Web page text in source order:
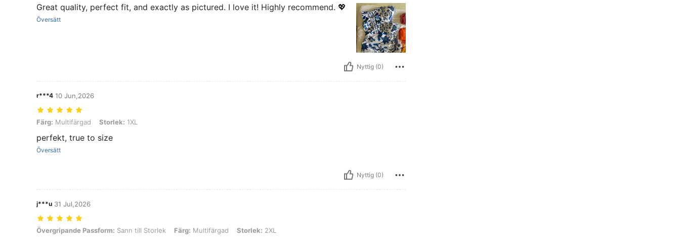
Great quality, perfect fit, and exactly as pictured. I love it! Highly recommend. 💖
Översätt
Nyttig (0)
r***4 10 Jun,2026
Färg: Multifärgad, Storlek: 1XL
Färg: Multifärgad Storlek: 1XL
perfekt, true to size
Översätt
Nyttig (0)
j***u 31 Jul,2026
Övergripande Passform: Sann till Storlek, Färg: Multifärgad, Storlek: 2XL
Övergripande Passform: Sann till Storlek Färg: Multifärgad Storlek: 2XL